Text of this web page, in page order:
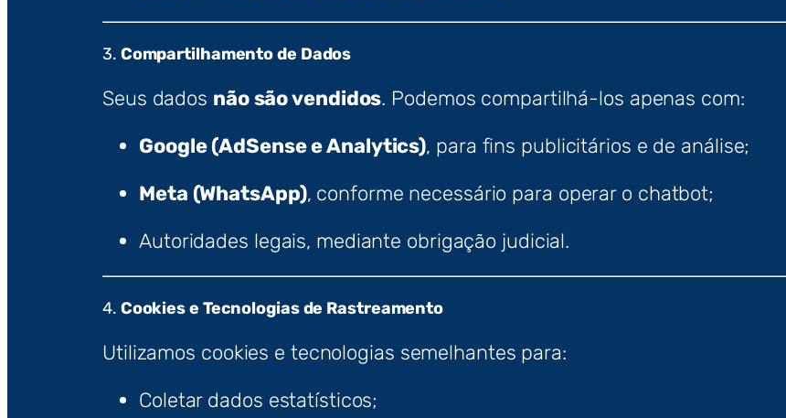
3. Compartilhamento de Dados
Seus dados não são vendidos. Podemos compartilhá-los apenas com:
Google (AdSense e Analytics), para fins publicitários e de análise;
Meta (WhatsApp), conforme necessário para operar o chatbot;
Autoridades legais, mediante obrigação judicial.
4. Cookies e Tecnologias de Rastreamento
Utilizamos cookies e tecnologias semelhantes para:
Coletar dados estatísticos;